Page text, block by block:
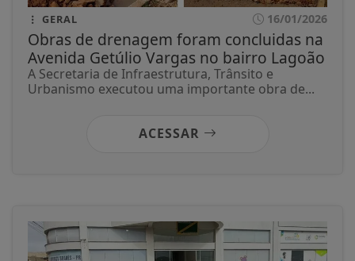
GERAL 16/01/2026
Obras de drenagem foram concluidas na
Avenida Getúlio Vargas no bairro Lagoão
A Secretaria de Infraestrutura, Trânsito e
Urbanismo executou uma importante obra de...
ACESSAR